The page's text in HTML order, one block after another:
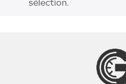
sélection.